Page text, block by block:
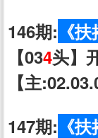
146期: 《
【034头】
【主
147期: 《